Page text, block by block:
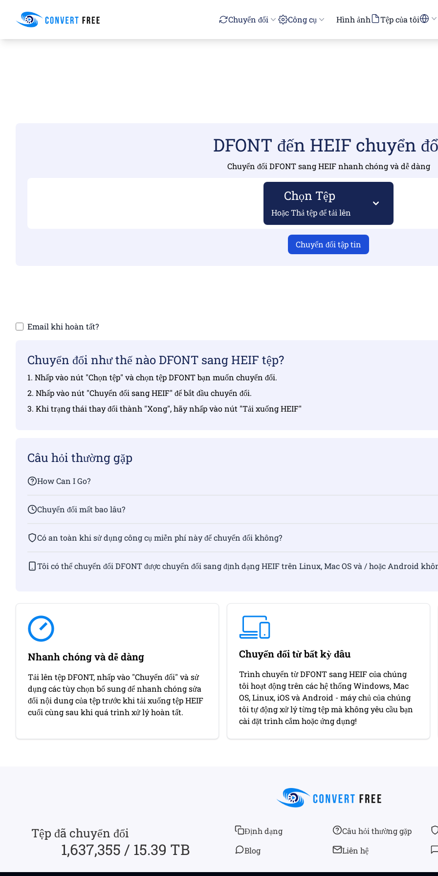
Convert Free Chuyển đổi Công cụ Hình ảnh Tệp của tôi
DFONT đến HEIF chuyển
Chuyển đổi DFONT sang HEIF nhanh chóng và dễ dàng
Chọn Tệp
Hoặc Thả tệp để tải lên
Chuyển đổi tập tin
Email khi hoàn tất?
Chuyển đổi như thế nào DFONT sang HEIF tệp?
1. Nhấp vào nút "Chọn tệp" và chọn tệp DFONT bạn muốn chuyển đổi.
2. Nhấp vào nút "Chuyển đổi sang HEIF" để bắt đầu chuyển đổi.
3. Khi trạng thái thay đổi thành "Xong", hãy nhấp vào nút "Tải xuống HEIF"
Câu hỏi thường gặp
How Can I Go?
Chuyển đổi mất bao lâu?
Có an toàn khi sử dụng công cụ miễn phí này để chuyển đổi không?
Tôi có thể chuyển đổi DFONT được chuyển đổi sang định dạng HEIF trên Linux, Mac OS và / hoặc Android
Nhanh chóng và dễ dàng
Tải lên tệp DFONT, nhấp vào "Chuyển đổi" và sử
dụng các tùy chọn bổ sung để nhanh chóng sửa
đổi nội dung của tệp trước khi tải xuống tệp HEIF
cuối cùng sau khi quá trình xử lý hoàn tất.
Chuyển đổi từ bất kỳ đâu
Trình chuyển từ DFONT sang HEIF của chúng
tôi hoạt động trên các hệ thống Windows, Mac
OS, Linux, iOS và Android - máy chủ của chúng
tôi tự động xử lý từng tệp mà không yêu cầu bạn
cài đặt trình cắm hoặc ứng dụng!
Tệp đã chuyển đổi
1,637,355 / 15.39 TB
Định dạng
Blog
Câu hỏi thường gặp
Liên hệ